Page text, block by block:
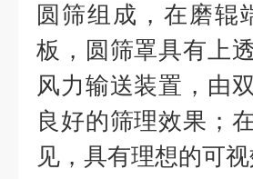
圆筛组成，在磨辊
板，圆筛罩具有上
风力输送装置，由
良好的筛理效果；
见，具有理想的可